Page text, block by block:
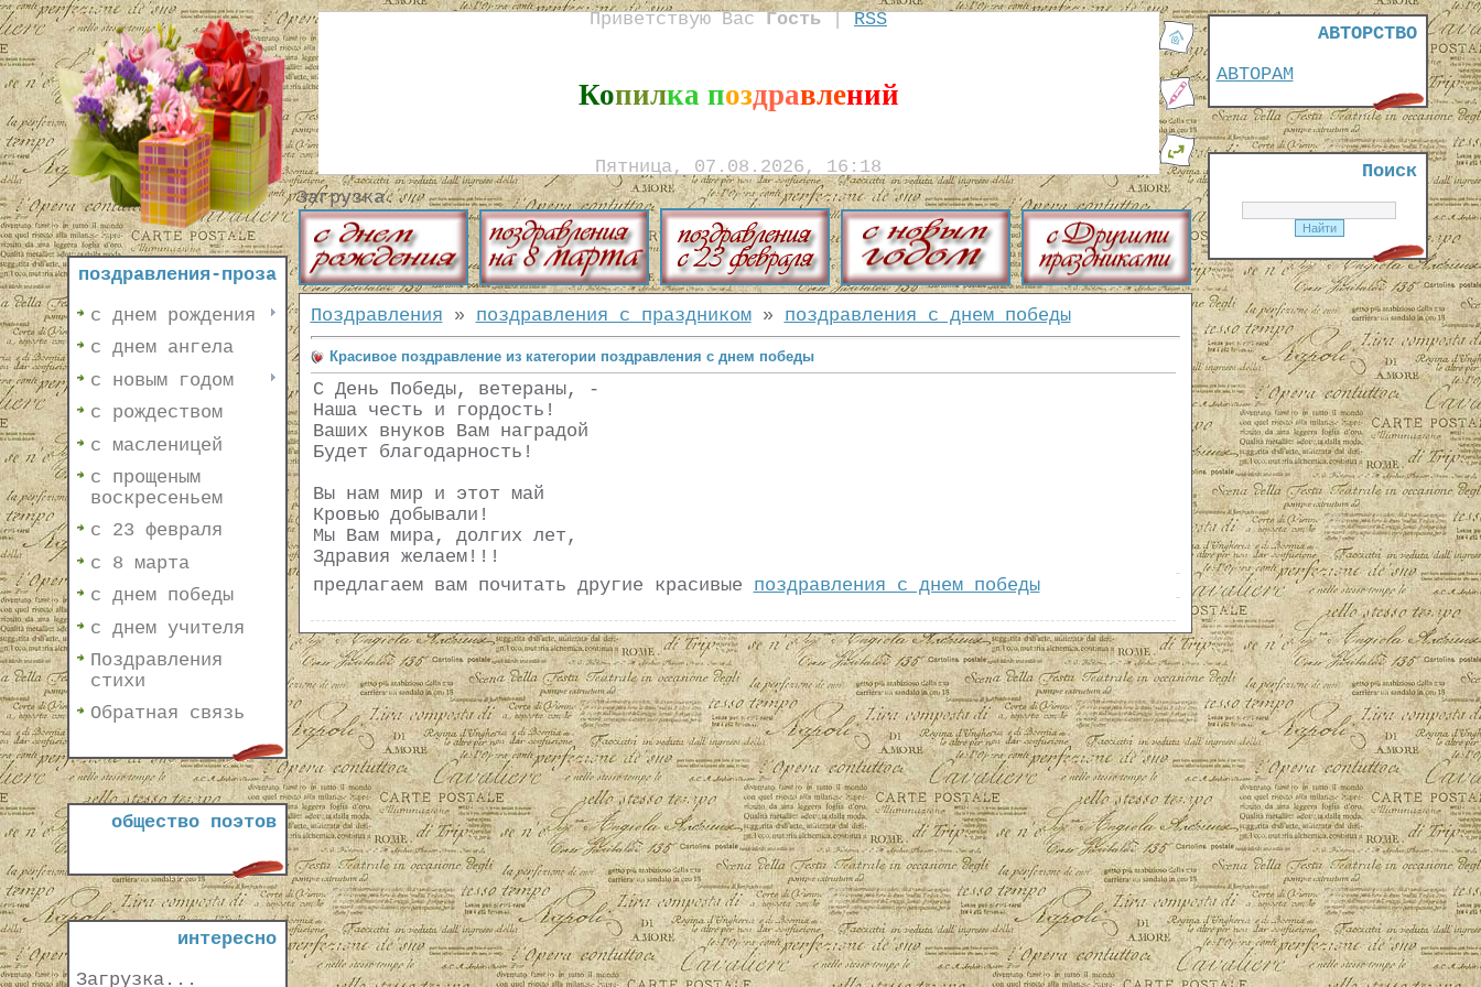
поздравления-проза
с днем рождения
с днем ангела
с новым годом
с рождеством
с масленицей
с прощеным
воскресеньем
с 23 февраля
с 8 марта
с днем победы
с днем учителя
Поздравления
стихи
Обратная связь
общество поэтов
интересно
Загрузка...
Приветствую Вас Гость|RSS
Копилка поздравлений
Пятница, 07.08.2026, 16:18
Загрузка...
Поздравления » поздравления с праздником» поздравления с днем победы
Красивое поздравление из категории поздравления с днем победы
С День Победы, ветераны, -
Наша честь и гордость!
Ваших внуков Вам наградой
Будет благодарность!
Вы нам мир и этот май
Кровью добывали!
Мы Вам мира, долгих лет,
Здравия желаем!!!
предлагаем вам почитать другие красивые поздравления с днем победы
АВТОРСТВО
АВТОРАМ
Поиск